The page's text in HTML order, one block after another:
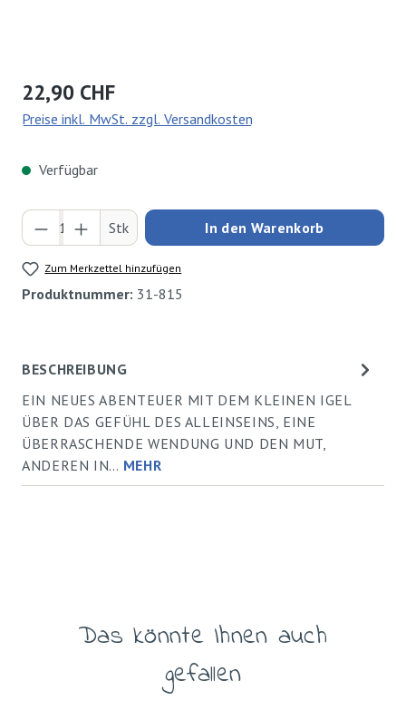
Regulärer Preis:
22,90 CHF
Preise inkl. MwSt. zzgl. Versandkosten
Verfügbar
Produkt Anzahl: Gib den gewünschten Wert
Stk In den Warenkorb
Zum Merkzettel hinzufügen
Produktnummer: 31-815
BESCHREIBUNG
EIN NEUES ABENTEUER MIT DEM KLEINEN IGEL
ÜBER DAS GEFÜHL DES ALLEINSEINS, EINE
ÜBERRASCHENDE WENDUNG UND DEN MUT,
ANDEREN IN… MEHR
Produktgalerie überspringen
Das könnte Ihnen auch
gefallen